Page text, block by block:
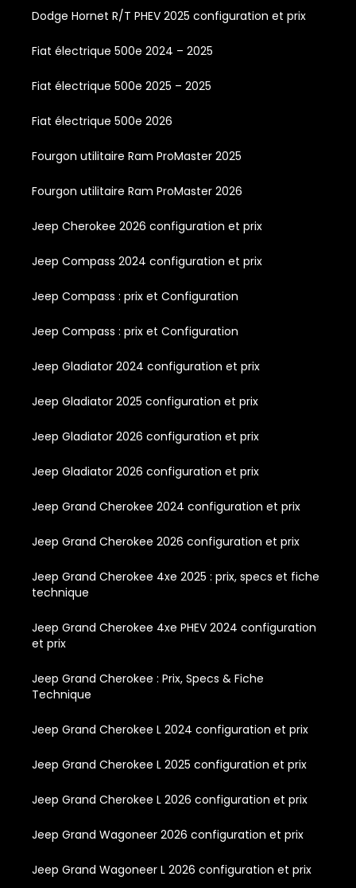
Dodge Hornet R/T PHEV 2025 configuration et prix
Fiat électrique 500e 2024 – 2025
Fiat électrique 500e 2025 – 2025
Fiat électrique 500e 2026
Fourgon utilitaire Ram ProMaster 2025
Fourgon utilitaire Ram ProMaster 2026
Jeep Cherokee 2026 configuration et prix
Jeep Compass 2024 configuration et prix
Jeep Compass : prix et Configuration
Jeep Compass : prix et Configuration
Jeep Gladiator 2024 configuration et prix
Jeep Gladiator 2025 configuration et prix
Jeep Gladiator 2026 configuration et prix
Jeep Gladiator 2026 configuration et prix
Jeep Grand Cherokee 2024 configuration et prix
Jeep Grand Cherokee 2026 configuration et prix
Jeep Grand Cherokee 4xe 2025 : prix, specs et fiche
technique
Jeep Grand Cherokee 4xe PHEV 2024 configuration
et prix
Jeep Grand Cherokee : Prix, Specs & Fiche
Technique
Jeep Grand Cherokee L 2024 configuration et prix
Jeep Grand Cherokee L 2025 configuration et prix
Jeep Grand Cherokee L 2026 configuration et prix
Jeep Grand Wagoneer 2026 configuration et prix
Jeep Grand Wagoneer L 2026 configuration et prix